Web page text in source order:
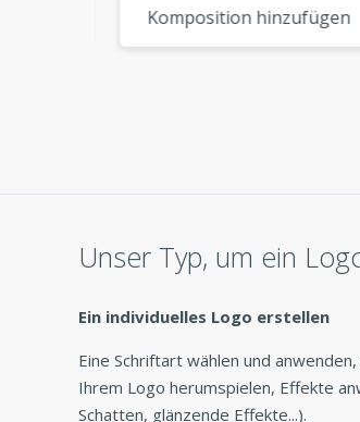
Komposition hinzufügen
können. Wenn Sie die
Unser Typ, um ein
Ein individuelles Logo erstellen
Eine Schriftart wählen und
Ihrem Logo herumspielen, Effekte
Schatten, glänzende Effekte...).